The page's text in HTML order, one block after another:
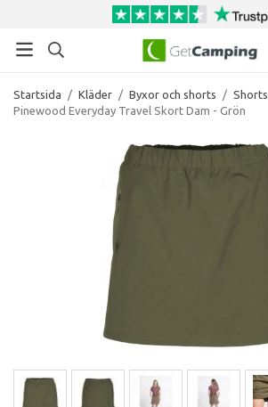
Startsida / Kläder / Byxor och shorts / Shorts
Pinewood Everyday Travel Skort Dam - Grön